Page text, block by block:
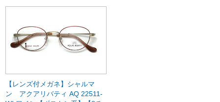
【レンズ付メガネ】シャルマ
ン アクアリバティ AQ 22511-